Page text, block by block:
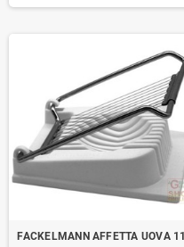
FACKELMANN AFFETTA UOVA 11